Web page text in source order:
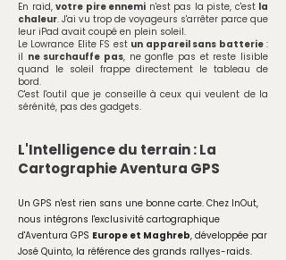
En raid, votre pire ennemi n'est pas la piste, c'est la
chaleur. J'ai vu trop de voyageurs s'arrêter parce que
leur iPad avait coupé en plein soleil.
Le Lowrance Elite FS est un appareil sans batterie:
il ne surchauffe pas, ne gonfle pas et reste lisible
quand le soleil frappe directement le tableau de
bord.
C'est l'outil que je conseille à ceux qui veulent de la
sérénité, pas des gadgets.
L'Intelligence du terrain : La
Cartographie Aventura GPS
Un GPS n'est rien sans une bonne carte. Chez InOut,
nous intégrons l'exclusivité cartographique
d'Aventura GPS Europe et Maghreb, développée par
José Quinto, la référence des grands rallyes-raids.